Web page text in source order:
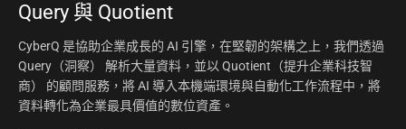
Query 與 Quotient
CyberQ 是協助企業成長的 AI 引擎，在堅韌的架構之上，我們透過
Query（洞察） 解析大量資料，並以 Quotient（提升企業科技智
商） 的顧問服務，將 AI 導入本機端環境與自動化工作流程中，將
資料轉化為企業最具價值的數位資產。